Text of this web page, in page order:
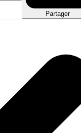
Partager